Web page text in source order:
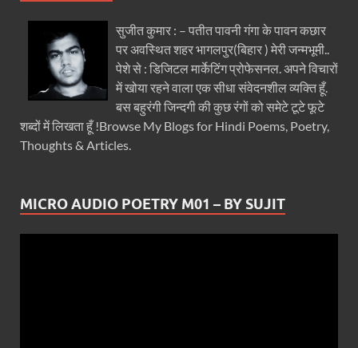
सुजीत कुमार : – पतीत पावनी गंगा के पावन कछार
पर अवस्थित शहर भागलपुर(बिहार ) मेरी जन्मभूमी..
पेशे से : डिजिटल मार्केटिंग प्रोफेसनल. अपने विचारों
में खोया रहने वाला एक सीधा संवेदनशील व्यक्ति हूँ.
बस बहुरंगी जिन्दगी की कुछ रंगों को समेटे टूटे फूटे
शब्दों में लिखता हूँ !Browse My Blogs for Hindi Poems, Poetry,
Thoughts & Articles.
MICRO AUDIO POETRY M01 – BY SUJIT